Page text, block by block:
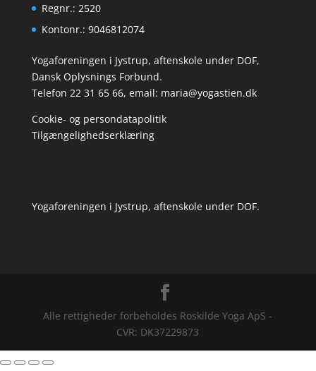
Regnr.: 2520
Kontonr.: 9046812074
Yogaforeningen i Jystrup, aftenskole under DOF,
Dansk Oplysnings Forbund.
Telefon 22 31 65 66, email: maria@yogastien.dk
Cookie- og persondatapolitik
Tilgængelighedserklæring
Yogaforeningen i Jystrup, aftenskole under DOF.
Alle rettigheder forbeholdes Roskilde Yoga ApS -
CVR: DK37229873